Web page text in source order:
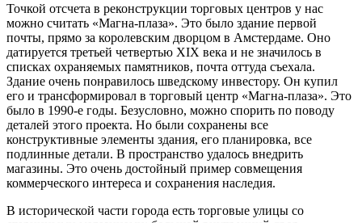
Точкой отсчета в реконструкции торговых центров у нас
можно считать «Магна-плаза». Это было здание первой
почты, прямо за королевским дворцом в Амстердаме. Оно
датируется третьей четвертью XIX века и не значилось в
списках охраняемых памятников, почта оттуда съехала.
Здание очень понравилось шведскому инвестору. Он купил
его и трансформировал в торговый центр «Магна-плаза». Это
было в 1990-е годы. Безусловно, можно спорить по поводу
деталей этого проекта. Но были сохранены все
конструктивные элементы здания, его планировка, все
подлинные детали. В пространство удалось внедрить
магазины. Это очень достойный пример совмещения
коммерческого интереса и сохранения наследия.
В исторической части города есть торговые улицы со